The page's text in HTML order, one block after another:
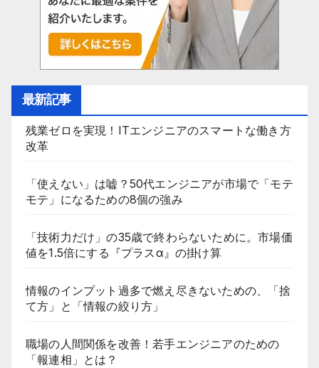
最新記事
残業ゼロを実現！ITエンジニアのスマートな働き方
改革
「使えない」は嘘？50代エンジニアが市場で「モテ
モテ」になるための8個の強み
「技術力だけ」の35歳で終わらないために。市場価
値を1.5倍にする『プラスα』の掛け算
情報のインプット過多で燃え尽きないための、「捨
て方」と「情報の絞り方」
職場の人間関係を改善！若手エンジニアのための
「報連相」とは？